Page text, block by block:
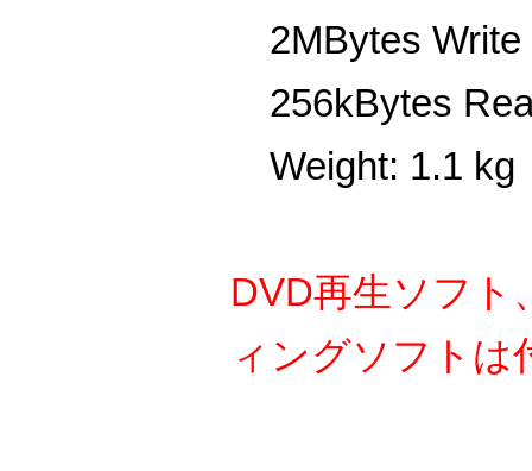
2MBytes Write
256kBytes
Weight: 1.1 kg
DVD再生ソフト
ィングソフトは